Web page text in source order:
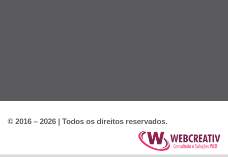
© 2016 – 2026 | Todos os direitos reservados.